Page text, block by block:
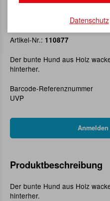
Ziehtier Hund
Artikel-Nr.: 110877
Der bunte Hund aus Holz
hinterher.
Barcode-Referenznummer
UVP
Produktbeschreibung
Der bunte Hund aus Holz
hinterher.
Datenschutz